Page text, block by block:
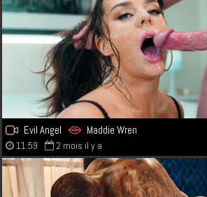
Evil Angel Maddie Wren
11:59 2 mois il y a